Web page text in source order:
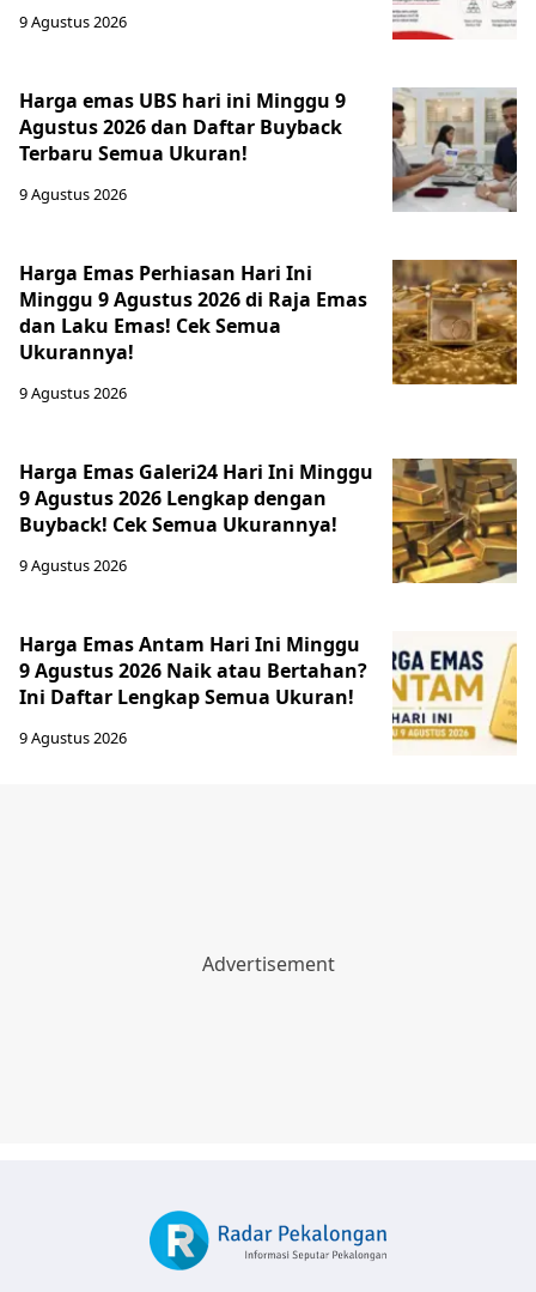
9 Agustus 2026
Harga emas UBS hari ini Minggu 9
Agustus 2026 dan Daftar Buyback
Terbaru Semua Ukuran!
9 Agustus 2026
Harga Emas Perhiasan Hari Ini
Minggu 9 Agustus 2026 di Raja Emas
dan Laku Emas! Cek Semua
Ukurannya!
9 Agustus 2026
Harga Emas Galeri24 Hari Ini Minggu
9 Agustus 2026 Lengkap dengan
Buyback! Cek Semua Ukurannya!
9 Agustus 2026
Harga Emas Antam Hari Ini Minggu
9 Agustus 2026 Naik atau Bertahan?
Ini Daftar Lengkap Semua Ukuran!
9 Agustus 2026